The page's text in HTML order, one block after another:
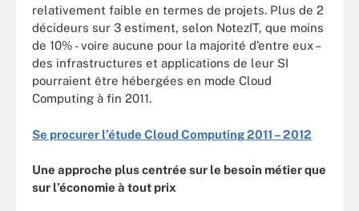
relativement faible en termes de projets. Plus de 2
décideurs sur 3 estiment, selon NotezIT, que moins
de 10% - voire aucune pour la majorité d’entre eux –
des infrastructures et applications de leur SI
pourraient être hébergées en mode Cloud
Computing à fin 2011.
Se procurer l’étude Cloud Computing 2011 – 2012
Une approche plus centrée sur le besoin métier que
sur l’économie à tout prix